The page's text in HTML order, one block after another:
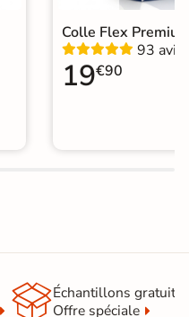
Colle Flex
93 avis
19€90
Échantillons gratuit
Offre spéciale